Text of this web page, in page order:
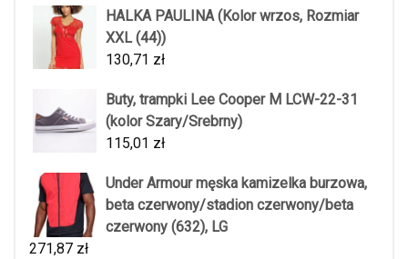
HALKA PAULINA (Kolor wrzos, Rozmiar
XXL (44))
130,71 zł
Buty, trampki Lee Cooper M LCW-22-31
(kolor Szary/Srebrny)
115,01 zł
Under Armour męska kamizelka burzowa,
beta czerwony/stadion czerwony/beta
czerwony (632), LG
271,87 zł